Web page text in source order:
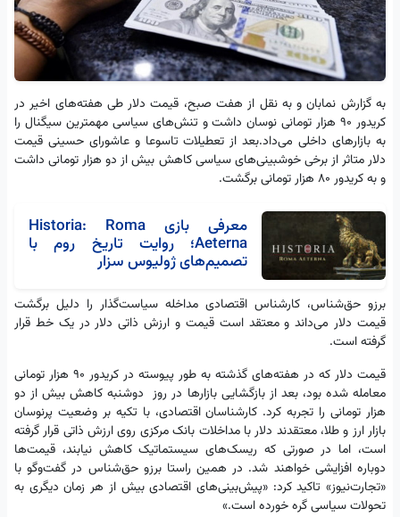
به گزارش نمابان و به نقل از هفت صبح، قیمت دلار طی هفته‌های اخیر در
کریدور ۹۰ هزار تومانی نوسان داشت و تنش‌های سیاسی مهمترین سیگنال را
به بازارهای داخلی می‌داد.بعد از تعطیلات تاسوعا و عاشورای حسینی قیمت
دلار متاثر از برخی خوشبینی‌های سیاسی کاهش بیش از دو هزار تومانی داشت
و به کریدور ۸۰ هزار تومانی برگشت.
معرفی بازی Historia: Roma
Aeterna؛ روایت تاریخ روم با
تصمیم‌های ژولیوس سزار
برزو حق‌شناس، کارشناس اقتصادی مداخله سیاست‌گذار را دلیل برگشت
قیمت دلار می‌داند و معتقد است قیمت و ارزش ذاتی دلار در یک خط قرار
گرفته است.
قیمت دلار که در هفته‌های گذشته به طور پیوسته در کریدور ۹۰ هزار تومانی
معامله شده بود، بعد از بازگشایی بازارها در روز دوشنبه کاهش بیش از دو
هزار تومانی را تجربه کرد. کارشناسان اقتصادی، با تکیه بر وضعیت پرنوسان
بازار ارز و طلا، معتقدند دلار با مداخلات بانک مرکزی روی ارزش ذاتی قرار گرفته
است، اما در صورتی که ریسک‌های سیستماتیک کاهش نیابند، قیمت‌ها
دوباره افزایشی خواهند شد. در همین راستا برزو حق‌شناس در گفت‌وگو با
«تجارت‌نیوز» تاکید کرد: «پیش‌بینی‌های اقتصادی بیش از هر زمان دیگری به
تحولات سیاسی گره خورده‌ است.»